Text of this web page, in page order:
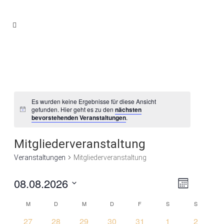
Es wurden keine Ergebnisse für diese Ansicht
gefunden. Hier geht es zu den nächsten
bevorstehenden Veranstaltungen.
Mitgliederveranstaltung
Veranstaltungen Mitgliederveranstaltung
Monat
08.08.2026
Kalender
M D M D F S S
0
27
0
28
0
29
0
30
0
31
0
1
0
2